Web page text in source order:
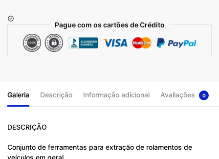
Pague com os cartões de Crédito
Galeria Descrição Informação adicional Avaliações 0
DESCRIÇÃO
Conjunto de ferramentas para extração de rolamentos de
veículos em geral